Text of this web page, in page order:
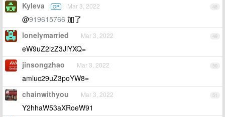
48
Kyleva OP Mar 3, 2022
@919615766 加了
49
lonelymarried Mar 3, 2022
eW9uZ2lzZ3JlYXQ=
50
jinsongzhao Mar 3, 2022
amluc29uZ3poYW8=
51
chainwithyou Mar 3, 2022
Y2hhaW53aXRoeW91